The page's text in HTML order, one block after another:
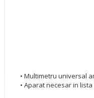
• Multimetru universal
• Aparat necesar in lista